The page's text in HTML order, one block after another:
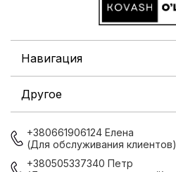
Навигация
Другое
+380661906124 Елена
(Для обслуживания клиентов)
+380505337340 Петр